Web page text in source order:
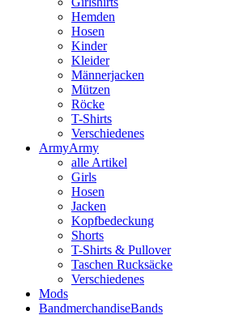
Hemden
Hosen
Kinder
Kleider
Männerjacken
Mützen
Röcke
T-Shirts
Verschiedenes
ArmyArmy
alle Artikel
Girls
Hosen
Jacken
Kopfbedeckung
Shorts
T-Shirts & Pullover
Taschen Rucksäcke
Verschiedenes
Mods
BandmerchandiseBands